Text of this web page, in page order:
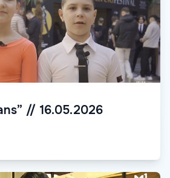
// 16.05.2026